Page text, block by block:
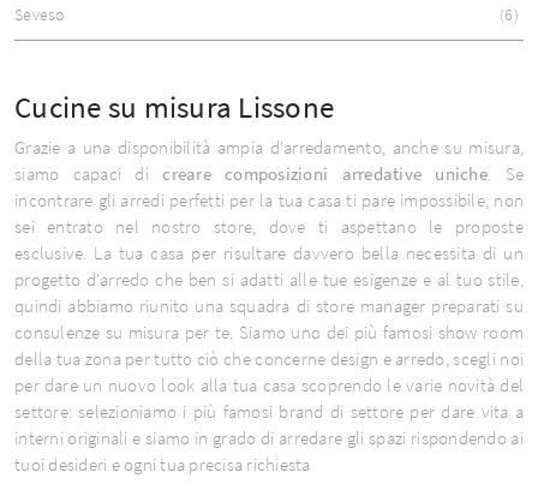
Seveso 6
Cucine su misura Lissone
Grazie a una disponibilità ampia d'arredamento, anche su misura,
siamo capaci dicreare composizioni arredative uniche. Se
incontrare gli arredi perfetti per la tua casa ti pare impossibile, non
sei entrato nel nostro store, dove ti aspettano le proposte
esclusive. La tua casa per risultare davvero bella necessita di un
progetto d'arredo che ben si adatti alle tue esigenze e al tuo stile,
quindi abbiamo riunito una squadra di store manager preparati su
consulenze su misura per te. Siamo uno dei più famosi show room
della tua zona per tutto ciò che concerne design e arredo, scegli noi
per dare un nuovo look alla tua casa scoprendo le varie novità del
settore: selezioniamo i più famosi brand di settore per dare vita a
interni originali e siamo in grado di arredare gli spazi rispondendo ai
tuoi desideri e ogni tua precisa richiesta